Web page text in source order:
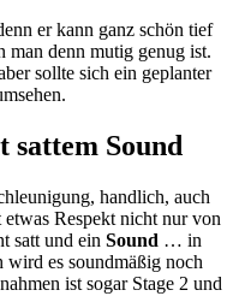
er kann ganz schön tief
man denn mutig genug ist.
sollte sich ein geplanter
sattem Sound
handlich, auch
Respekt nicht nur von
satt und ein Sound … in
es soundmäßig noch
ist sogar Stage 2 und